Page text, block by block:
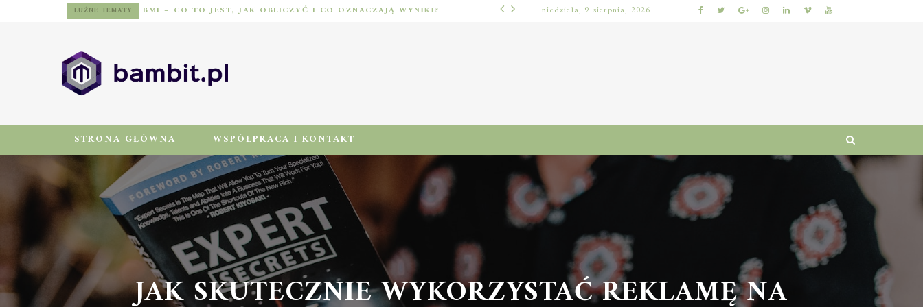
LUŹNE TEMATY BMI – CO TO JEST, JAK OBLICZYĆ I CO OZNACZAJĄ WYNIKI? LUŹNE TEMATY
niedziela, 9 sierpnia, 2026
STRONA GŁÓWNA WSPÓŁPRACA I KONTAKT
JAK SKUTECZNIE WYKORZYSTAĆ REKLAMĘ NA